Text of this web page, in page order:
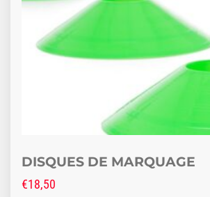
DISQUES DE MARQUAGE
€18,50